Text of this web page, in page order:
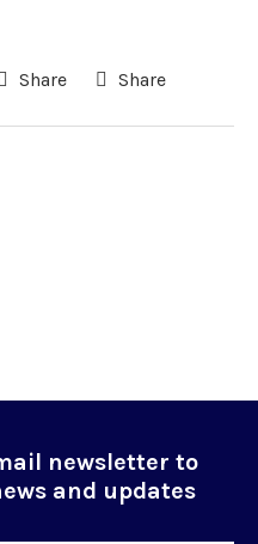
Share Share
newsletter to
and updates